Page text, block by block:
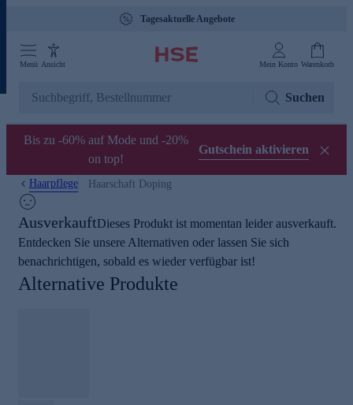
Tagesaktuelle Angebote
Menü Ansicht Mein Konto Warenkorb
Suchen
Bis zu -60% auf Mode und -20%
on top!
Gutschein aktivieren
Haarpflege Haarschaft Doping
AusverkauftDieses Produkt ist momentan leider ausverkauft.
Entdecken Sie unsere Alternativen oder lassen Sie sich
benachrichtigen, sobald es wieder verfügbar ist!
Alternative Produkte